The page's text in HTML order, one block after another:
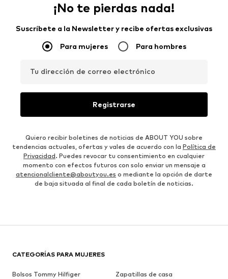
¡No te pierdas nada!
Suscríbete a la Newsletter y recibe ofertas exclusivas
Para mujeres Para hombres
Tu dirección de correo electrónico
Registrarse
Quiero recibir boletines de noticias de ABOUT YOU sobre
tendencias actuales, ofertas y vales de acuerdo con la Política de
Privacidad. Puedes revocar tu consentimiento en cualquier
momento con efectos futuros con solo enviar un mensaje a
atencionalcliente@aboutyou.es o mediante la opción de darte
de baja situada al final de cada boletín de noticias.
CATEGORÍAS PARA MUJERES
Bolsos Tommy Hilfiger
Zapatillas de casa